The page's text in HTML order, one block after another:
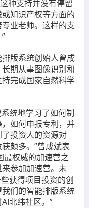
种支持并没有停留
知识产权等方面的
业老师。这样的支
版系统创始人曾成
期从事图像识别和
完成国家自然科学
统地学习了如何制
如何申报专利，并
投资人的资源对
颇多。”曾成斌表
最权威的加速营之
参加加速营。未
获得项目投资的创
们的智能排版系统
北纬社区。”